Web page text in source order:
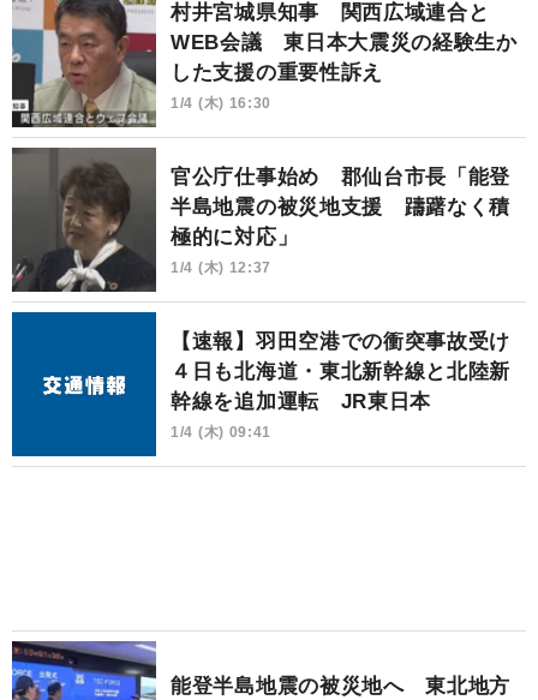
村井宮城県知事 関西広域連合と
WEB会議 東日本大震災の経験生か
した支援の重要性訴え
1/4 (木) 16:30
官公庁仕事始め 郡仙台市長「能登
半島地震の被災地支援 躊躇なく積
極的に対応」
1/4 (木) 12:37
【速報】羽田空港での衝突事故受け
４日も北海道・東北新幹線と北陸新
幹線を追加運転 JR東日本
1/4 (木) 09:41
能登半島地震の被災地へ 東北地方